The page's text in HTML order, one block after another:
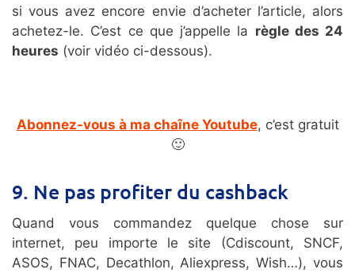
si vous avez encore envie d’acheter l’article, alors
achetez-le. C’est ce que j’appelle la règle des 24
heures (voir vidéo ci-dessous).
Abonnez-vous à ma chaîne Youtube, c’est gratuit
🙂
9. Ne pas profiter du cashback
Quand vous commandez quelque chose sur
internet, peu importe le site (Cdiscount, SNCF,
ASOS, FNAC, Decathlon, Aliexpress, Wish…), vous